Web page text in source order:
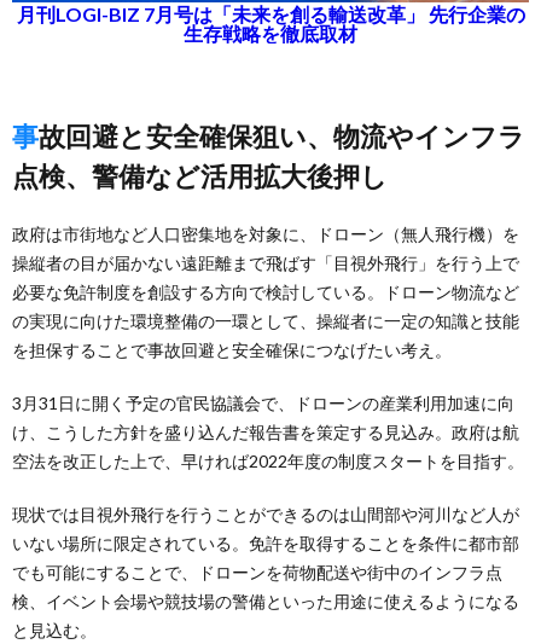
月刊LOGI-BIZ 7月号は「未来を創る輸送改革」 先行企業の
生存戦略を徹底取材
事故回避と安全確保狙い、物流やインフラ
点検、警備など活用拡大後押し
政府は市街地など人口密集地を対象に、ドローン（無人飛行機）を
操縦者の目が届かない遠距離まで飛ばす「目視外飛行」を行う上で
必要な免許制度を創設する方向で検討している。ドローン物流など
の実現に向けた環境整備の一環として、操縦者に一定の知識と技能
を担保することで事故回避と安全確保につなげたい考え。
3月31日に開く予定の官民協議会で、ドローンの産業利用加速に向
け、こうした方針を盛り込んだ報告書を策定する見込み。政府は航
空法を改正した上で、早ければ2022年度の制度スタートを目指す。
現状では目視外飛行を行うことができるのは山間部や河川など人が
いない場所に限定されている。免許を取得することを条件に都市部
でも可能にすることで、ドローンを荷物配送や街中のインフラ点
検、イベント会場や競技場の警備といった用途に使えるようになる
と見込む。